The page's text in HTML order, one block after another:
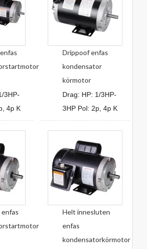
3HP-
4p K
Drippoof enfas
kondensator
körmotor
Drag: HP: 1/3HP-
3HP Pol: 2p, 4p K
Helt innesluten
enfas
kondensatorkörmotor